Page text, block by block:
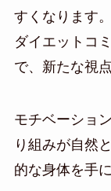
すくなります
ダイエットコ
で、新たな視
モチベーショ
り組みが自然
的な身体を手